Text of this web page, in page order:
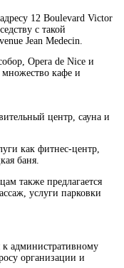
12 Boulevard Victor
с такой
Jean Medecin.
Opera de Nice и
множество кафе и
центр, сауна и
как фитнес-центр,
баня.
также предлагается
услуги парковки
к административному
организации и